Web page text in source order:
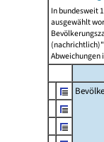
In bundesweit
ausgewählt
Abweichungen